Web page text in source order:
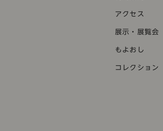
アクセス
展示・展覧会
もよおし
コレクション